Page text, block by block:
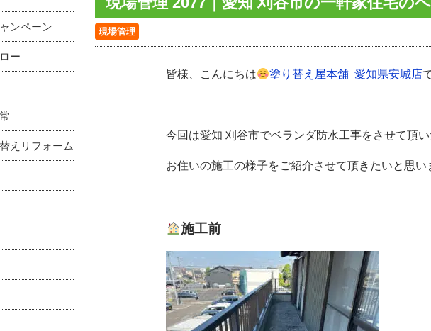
現場管理
皆様、こんにちは 塗り替え屋本舗 愛知県安城店
今回は愛知 刈谷市でベランダ防水工事をさせて頂
お住いの施工の様子をご紹介させて頂きたいと思い
施工前
ンペーン
ー
えリフォーム